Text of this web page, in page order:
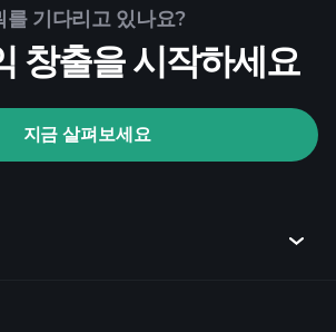
Playtrade Tournaments
추천된 중개인
Tournaments
를 기다리고 있나요?
창출을 시작하세요
지금 살펴보세요